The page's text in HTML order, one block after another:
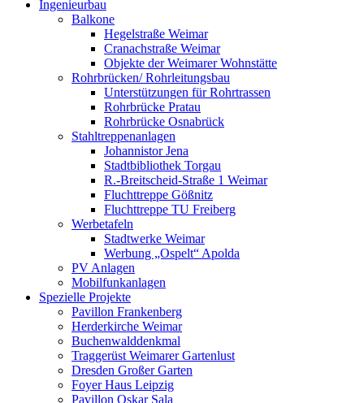
Ingenieurbau
Balkone
Hegelstraße Weimar
Cranachstraße Weimar
Objekte der Weimarer Wohnstätte
Rohrbrücken/ Rohrleitungsbau
Unterstützungen für Rohrtrassen
Rohrbrücke Pratau
Rohrbrücke Osnabrück
Stahltreppenanlagen
Johannistor Jena
Stadtbibliothek Torgau
R.-Breitscheid-Straße 1 Weimar
Fluchttreppe Gößnitz
Fluchttreppe TU Freiberg
Werbetafeln
Stadtwerke Weimar
Werbung „Ospelt“ Apolda
PV Anlagen
Mobilfunkanlagen
Spezielle Projekte
Pavillon Frankenberg
Herderkirche Weimar
Buchenwalddenkmal
Traggerüst Weimarer Gartenlust
Dresden Großer Garten
Foyer Haus Leipzig
Pavillon Oskar Sala